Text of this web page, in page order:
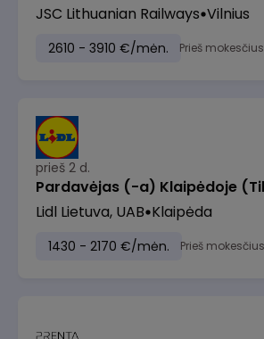
JSC Lithuanian Railways Vilnius
2610 - 3910 €/mėn. Prieš mokesčius
prieš 2 d.
Pardavėjas (-a) Klaipėdoje
Lidl Lietuva, UAB Klaipėda
1430 - 2170 €/mėn. Prieš mokesčius